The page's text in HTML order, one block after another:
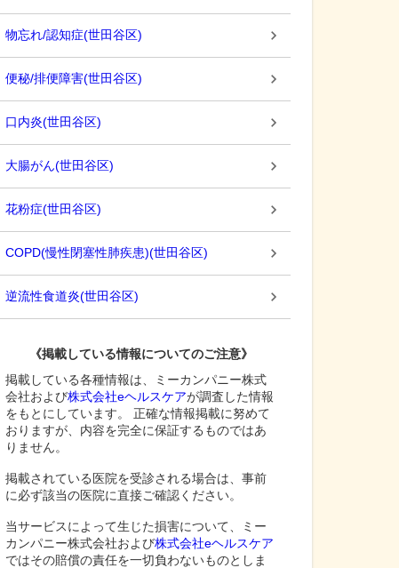
物忘れ/認知症(世田谷区)
便秘/排便障害(世田谷区)
口内炎(世田谷区)
大腸がん(世田谷区)
花粉症(世田谷区)
COPD(慢性閉塞性肺疾患)(世田谷区)
逆流性食道炎(世田谷区)
《掲載している情報についてのご注意》
掲載している各種情報は、ミーカンパニー株式
会社および株式会社eヘルスケアが調査した情報
をもとにしています。 正確な情報掲載に努めて
おりますが、内容を完全に保証するものではあ
りません。
掲載されている医院を受診される場合は、事前
に必ず該当の医院に直接ご確認ください。
当サービスによって生じた損害について、ミー
カンパニー株式会社および株式会社eヘルスケア
ではその賠償の責任を一切負わないものとしま